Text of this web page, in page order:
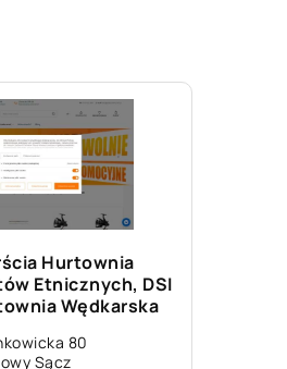
Hurtownia
Etnicznych, DSI
Wędkarska
80
Sącz